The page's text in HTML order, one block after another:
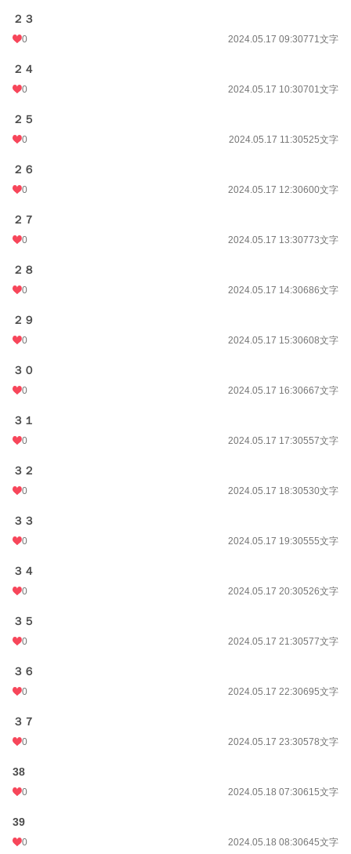
２３
0 2024.05.17 09:30771文字
２４
0 2024.05.17 10:30701文字
２５
0 2024.05.17 11:30525文字
２６
0 2024.05.17 12:30600文字
２７
0 2024.05.17 13:30773文字
２８
0 2024.05.17 14:30686文字
２９
0 2024.05.17 15:30608文字
３０
0 2024.05.17 16:30667文字
３１
0 2024.05.17 17:30557文字
３２
0 2024.05.17 18:30530文字
３３
0 2024.05.17 19:30555文字
３４
0 2024.05.17 20:30526文字
３５
0 2024.05.17 21:30577文字
３６
0 2024.05.17 22:30695文字
３７
0 2024.05.17 23:30578文字
38
0 2024.05.18 07:30615文字
39
0 2024.05.18 08:30645文字